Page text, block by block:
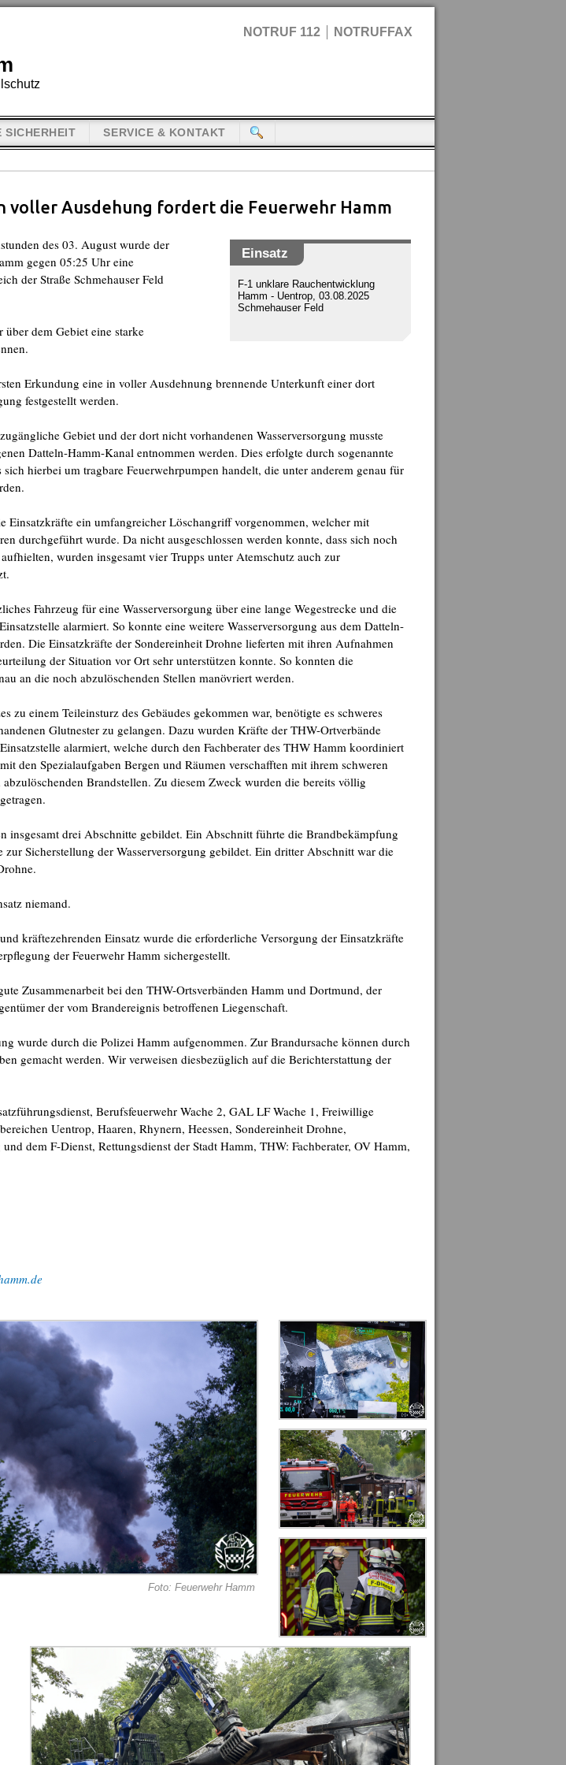
NOTRUF 112 NOTRUFFAX
SICHERHEIT SERVICE & KONTAKT
voller Ausdehung fordert die Feuerwehr Hamm
Einsatz
F-1 unklare Rauchentwicklung
Hamm - Uentrop, 03.08.2025
Schmehauser Feld
des 03. August wurde der
gegen 05:25 Uhr eine
der Straße Schmehauser Feld
dem Gebiet eine starke
Erkundung eine in voller Ausdehnung brennende Unterkunft einer dort
festgestellt werden.
Gebiet und der dort nicht vorhandenen Wasserversorgung musste
Datteln-Hamm-Kanal entnommen werden. Dies erfolgte durch sogenannte
hierbei um tragbare Feuerwehrpumpen handelt, die unter anderem genau für
Einsatzkräfte ein umfangreicher Löschangriff vorgenommen, welcher mit
durchgeführt wurde. Da nicht ausgeschlossen werden konnte, dass sich noch
wurden insgesamt vier Trupps unter Atemschutz auch zur
Fahrzeug für eine Wasserversorgung über eine lange Wegestrecke und die
alarmiert. So konnte eine weitere Wasserversorgung aus dem Datteln-
Die Einsatzkräfte der Sondereinheit Drohne lieferten mit ihren Aufnahmen
der Situation vor Ort sehr unterstützen konnte. So konnten die
an die noch abzulöschenden Stellen manövriert werden.
zu einem Teileinsturz des Gebäudes gekommen war, benötigte es schweres
Glutnester zu gelangen. Dazu wurden Kräfte der THW-Ortverbände
alarmiert, welche durch den Fachberater des THW Hamm koordiniert
den Spezialaufgaben Bergen und Räumen verschafften mit ihrem schweren
Brandstellen. Zu diesem Zweck wurden die bereits völlig
insgesamt drei Abschnitte gebildet. Ein Abschnitt führte die Brandbekämpfung
Sicherstellung der Wasserversorgung gebildet. Ein dritter Abschnitt war die
niemand.
kräftezehrenden Einsatz wurde die erforderliche Versorgung der Einsatzkräfte
der Feuerwehr Hamm sichergestellt.
Zusammenarbeit bei den THW-Ortsverbänden Hamm und Dortmund, der
der vom Brandereignis betroffenen Liegenschaft.
wurde durch die Polizei Hamm aufgenommen. Zur Brandursache können durch
gemacht werden. Wir verweisen diesbezüglich auf die Berichterstattung der
Berufsfeuerwehr Wache 2, GAL LF Wache 1, Freiwillige
Uentrop, Haaren, Rhynern, Heessen, Sondereinheit Drohne,
dem F-Dienst, Rettungsdienst der Stadt Hamm, THW: Fachberater, OV Hamm,
Foto: Feuerwehr Hamm